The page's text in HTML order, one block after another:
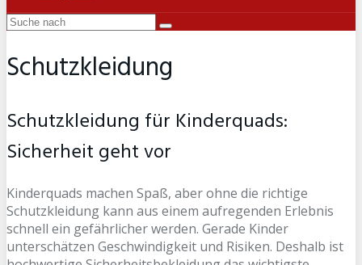
Schutzkleidung
Schutzkleidung für Kinderquads:
Sicherheit geht vor
Kinderquads machen Spaß, aber ohne die richtige
Schutzkleidung kann aus einem aufregenden Erlebnis
schnell ein gefährlicher werden. Gerade Kinder
unterschätzen Geschwindigkeit und Risiken. Deshalb ist